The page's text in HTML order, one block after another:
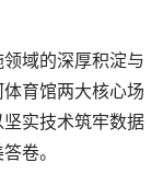
域的深厚积淀与
育馆两大核心场
实技术筑牢数据
卷。